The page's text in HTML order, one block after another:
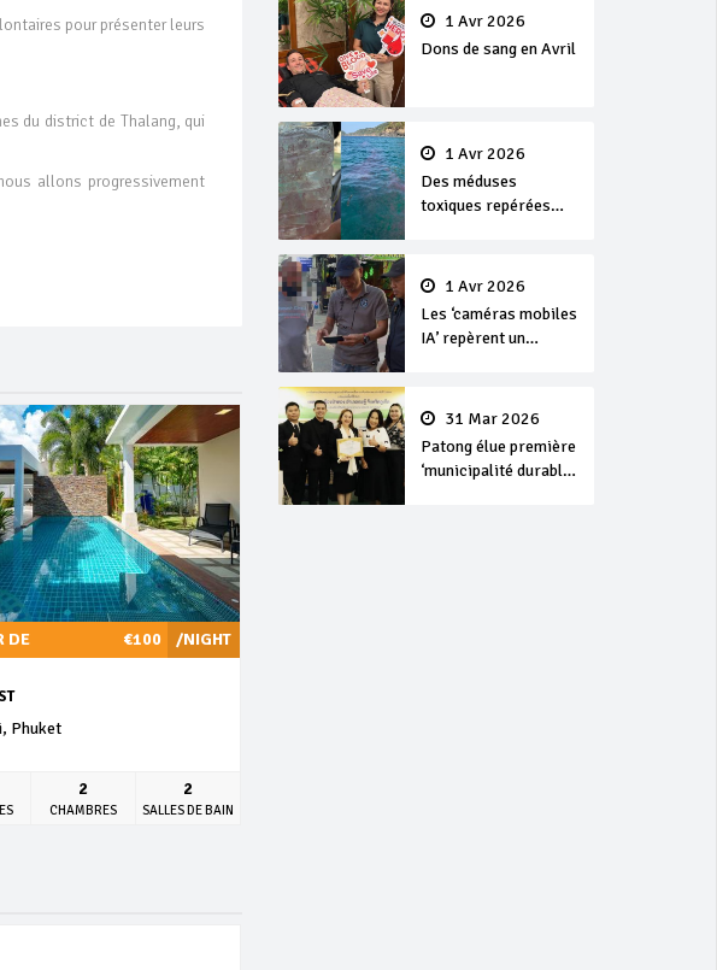
pour présenter leurs
du district de Thalang, qui
allons progressivement
Songkran
1 Avr 2026
Dons de sang en Avril
1 Avr 2026
Des méduses
toxiques repérées
1 Avr 2026
Les ‘caméras mobiles
IA’ repèrent un
séjour31 Mar 2026
Patong élue première
‘municipalité durable’
/NIGHT
DE €100
Phuket
2
CHAMBRES
2
SALLES DE BAIN